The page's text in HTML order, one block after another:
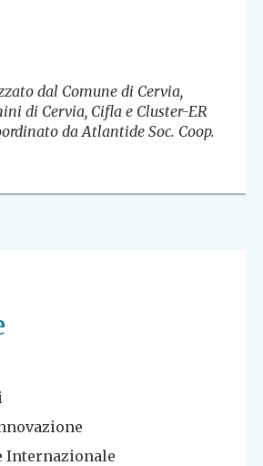
dal Comune di Cervia,
di Cervia, Cifla e Cluster-ER
da Atlantide Soc. Coop.
Internazionale